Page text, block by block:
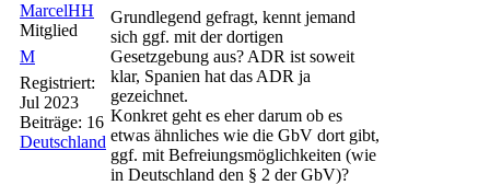
MarcelHH
Mitglied
M
Registriert:
Jul 2023
Beiträge: 16
Deutschland
Grundlegend gefragt, kennt jemand
sich ggf. mit der dortigen
Gesetzgebung aus? ADR ist soweit
klar, Spanien hat das ADR ja
gezeichnet.
Konkret geht es eher darum ob es
etwas ähnliches wie die GbV dort gibt,
ggf. mit Befreiungsmöglichkeiten (wie
in Deutschland den § 2 der GbV)?